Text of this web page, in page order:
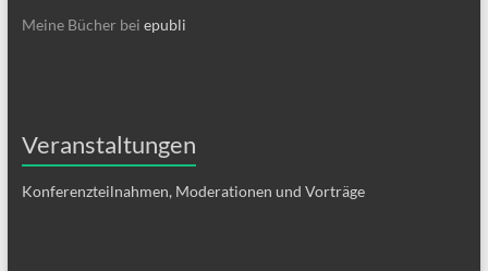
Meine Bücher bei epubli
Veranstaltungen
Konferenzteilnahmen, Moderationen und Vorträge